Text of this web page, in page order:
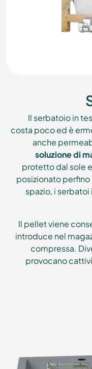
Il serbatoio in
costa poco ed è
anche
soluzione di
protetto dal sole
posizionato
spazio, i
Il pellet viene
introduce nel
compressa.
provocano